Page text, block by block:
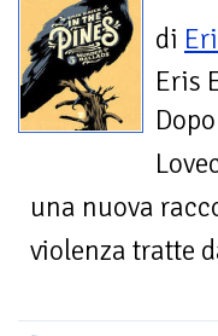
di
Eris
una nuova
violenza tratte